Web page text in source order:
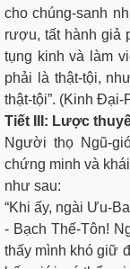
cho chúng-sanh
rượu, tất hành giả
tụng kinh và làm
phải là thật-tội,
thật-tội”. (Kinh
Tiết III: Lược
Người thọ Ngũ-
chứng minh và
như sau:
“Khi ấy, ngài Ưu-
- Bạch Thế-Tôn!
thấy mình khó giữ